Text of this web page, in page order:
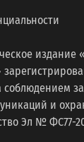
издание
и
Эл № ФС77-